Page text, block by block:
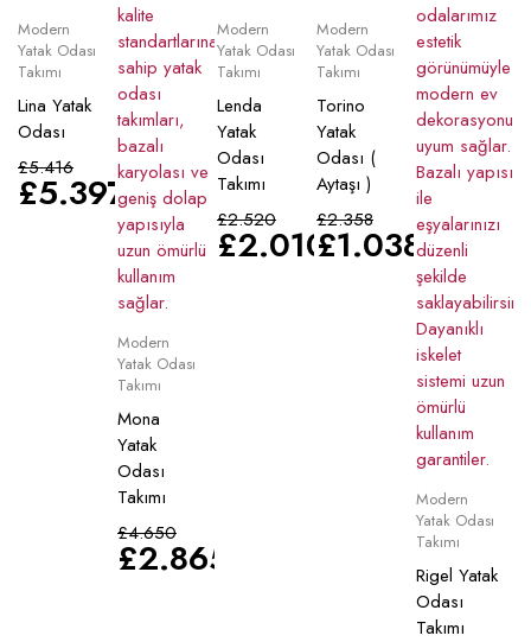
Modern
Yatak Odası
Takımı
Lina Yatak
Odası
£5.416
£5.397
Modern
Yatak Odası
Takımı
Mona
Yatak
Odası
Takımı
£4.650
£2.865
Modern
Yatak Odası
Takımı
Lenda
Yatak
Odası
Takımı
£2.520
£2.010
Modern
Yatak Odası
Takımı
Torino
Yatak
Odası (
Aytaşı )
£2.358
£1.038
Modern
Yatak Odası
Takımı
Rigel Yatak
Odası
Takımı